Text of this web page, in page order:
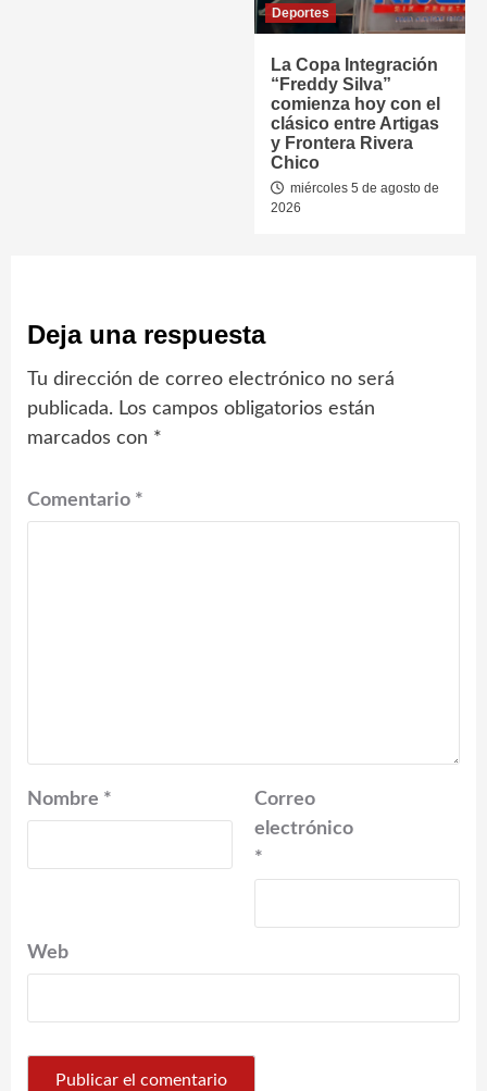
Deportes
La Copa Integración
“Freddy Silva”
comienza hoy con el
clásico entre Artigas
y Frontera Rivera
Chico
miércoles 5 de agosto de
2026
Deja una respuesta
Tu dirección de correo electrónico no será
publicada. Los campos obligatorios están
marcados con *
Comentario *
Nombre *
Correo
electrónico
*
Web